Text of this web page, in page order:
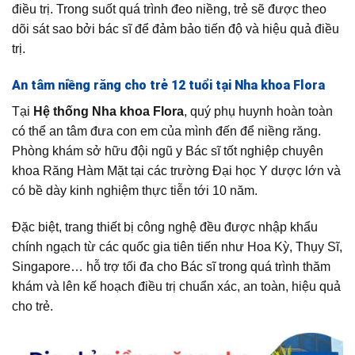
điều trị. Trong suốt quá trình đeo niềng, trẻ sẽ được theo
dõi sát sao bởi bác sĩ để đảm bảo tiến độ và hiệu quả điều
trị.
An tâm niềng răng cho trẻ 12 tuổi tại Nha khoa Flora
Tại Hệ thống Nha khoa Flora, quý phụ huynh hoàn toàn
có thể an tâm đưa con em của mình đến để niềng răng.
Phòng khám sở hữu đội ngũ y Bác sĩ tốt nghiệp chuyên
khoa Răng Hàm Mặt tại các trường Đại học Y dược lớn và
có bề dày kinh nghiệm thực tiễn tới 10 năm.
Đặc biệt, trang thiết bị công nghệ đều được nhập khẩu
chính ngạch từ các quốc gia tiên tiến như Hoa Kỳ, Thụy Sĩ,
Singapore… hỗ trợ tối đa cho Bác sĩ trong quá trình thăm
khám và lên kế hoạch điều trị chuẩn xác, an toàn, hiệu quả
cho trẻ.